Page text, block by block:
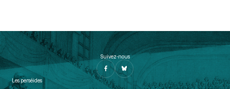
Suivez-nous
Les perséides